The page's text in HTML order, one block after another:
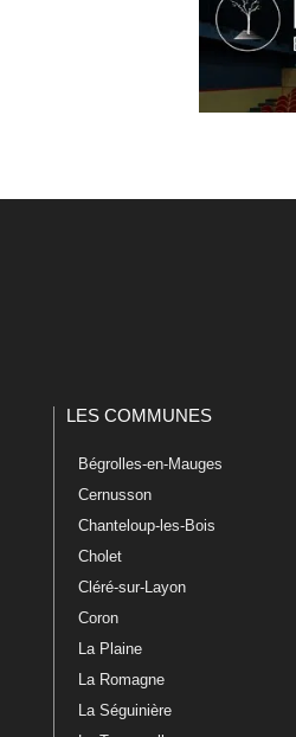
LES COMMUNES
Bégrolles-en-Mauges
Cernusson
Chanteloup-les-Bois
Cholet
Cléré-sur-Layon
Coron
La Plaine
La Romagne
La Séguinière